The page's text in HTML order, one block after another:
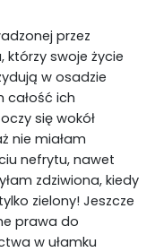
przez
którzy swoje życie
w osadzie
całość ich
się wokół
nie miałam
nefrytu, nawet
zdziwiona, kiedy
zielony! Jeszcze
prawa do
w ułamku